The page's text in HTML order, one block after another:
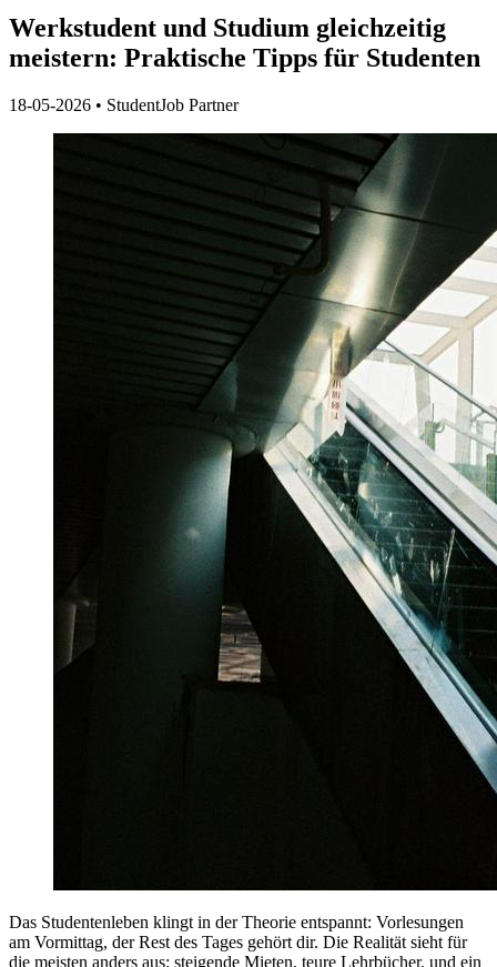
Werkstudent und Studium gleichzeitig
meistern: Praktische Tipps für Studenten
18-05-2026 • StudentJob Partner
Das Studentenleben klingt in der Theorie entspannt: Vorlesungen
am Vormittag, der Rest des Tages gehört dir. Die Realität sieht für
die meisten anders aus: steigende Mieten, teure Lehrbücher, und ein